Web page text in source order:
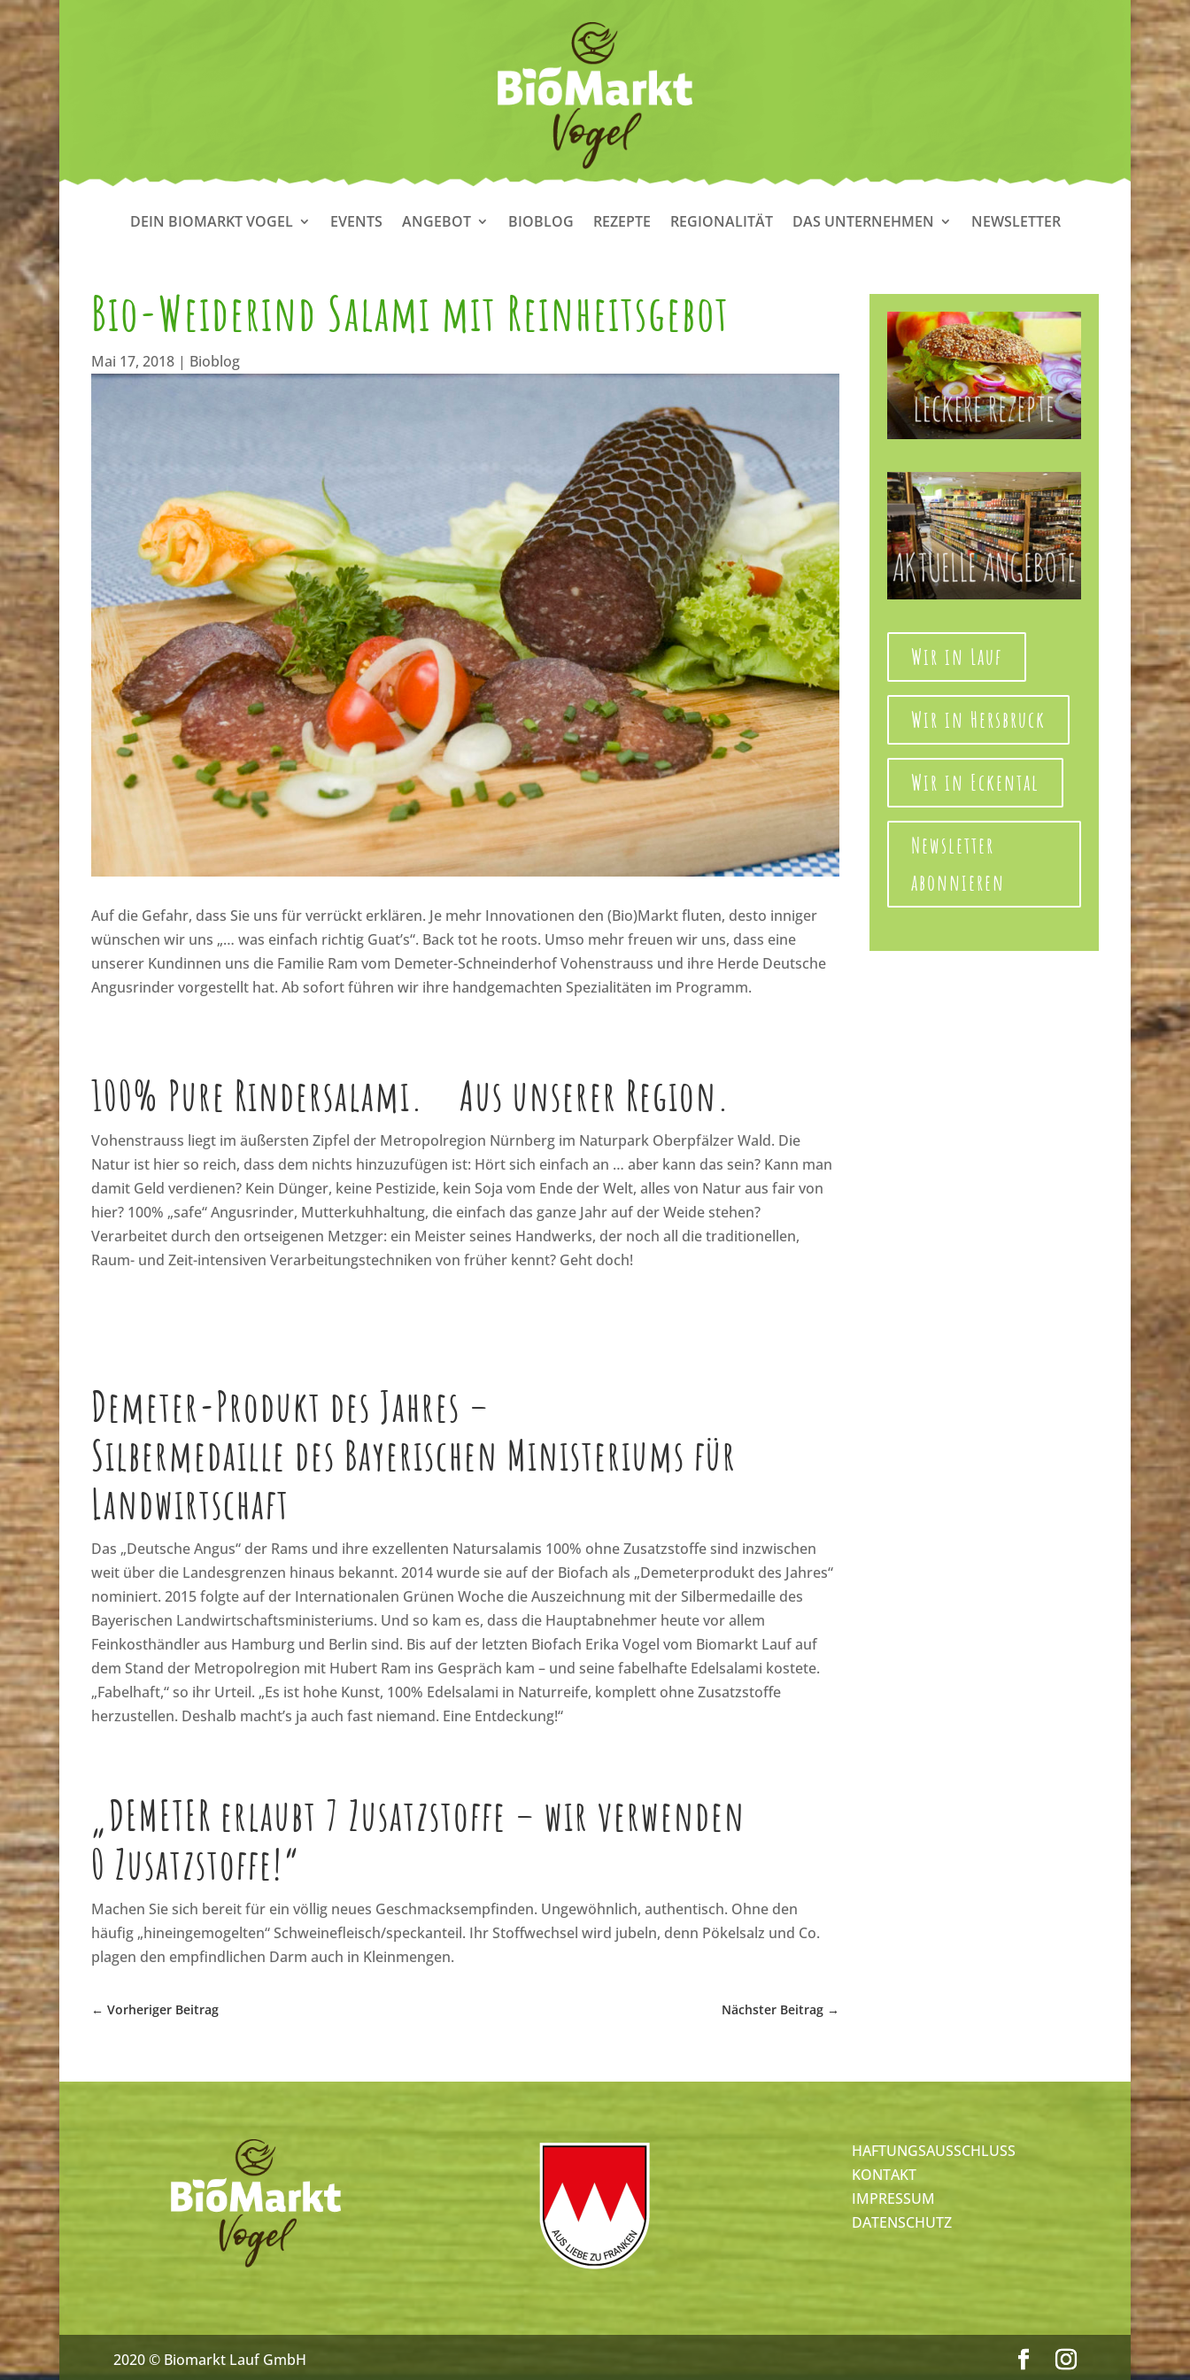
DEIN BIOMARKT VOGEL EVENTS ANGEBOT BIOBLOG REZEPTE REGIONALITÄT DAS UNTERNEHMEN NEWSLETTER
Bio-Weiderind Salami mit Reinheitsgebot
Mai 17, 2018 | Bioblog
Auf die Gefahr, dass Sie uns für verrückt erklären. Je mehr Innovationen den (Bio)Markt fluten, desto inniger
wünschen wir uns „… was einfach richtig Guat’s“. Back tot he roots. Umso mehr freuen wir uns, dass eine
unserer Kundinnen uns die Familie Ram vom Demeter-Schneinderhof Vohenstrauss und ihre Herde Deutsche
Angusrinder vorgestellt hat. Ab sofort führen wir ihre handgemachten Spezialitäten im Programm.
100% Pure Rindersalami. Aus unserer Region.
Vohenstrauss liegt im äußersten Zipfel der Metropolregion Nürnberg im Naturpark Oberpfälzer Wald. Die
Natur ist hier so reich, dass dem nichts hinzuzufügen ist: Hört sich einfach an … aber kann das sein? Kann man
damit Geld verdienen? Kein Dünger, keine Pestizide, kein Soja vom Ende der Welt, alles von Natur aus fair von
hier? 100% „safe“ Angusrinder, Mutterkuhhaltung, die einfach das ganze Jahr auf der Weide stehen?
Verarbeitet durch den ortseigenen Metzger: ein Meister seines Handwerks, der noch all die traditionellen,
Raum- und Zeit-intensiven Verarbeitungstechniken von früher kennt? Geht doch!
Demeter-Produkt des Jahres –
Silbermedaille des Bayerischen Ministeriums für
Landwirtschaft
Das „Deutsche Angus“ der Rams und ihre exzellenten Natursalamis 100% ohne Zusatzstoffe sind inzwischen
weit über die Landesgrenzen hinaus bekannt. 2014 wurde sie auf der Biofach als „Demeterprodukt des Jahres“
nominiert. 2015 folgte auf der Internationalen Grünen Woche die Auszeichnung mit der Silbermedaille des
Bayerischen Landwirtschaftsministeriums. Und so kam es, dass die Hauptabnehmer heute vor allem
Feinkosthändler aus Hamburg und Berlin sind. Bis auf der letzten Biofach Erika Vogel vom Biomarkt Lauf auf
dem Stand der Metropolregion mit Hubert Ram ins Gespräch kam – und seine fabelhafte Edelsalami kostete.
„Fabelhaft,“ so ihr Urteil. „Es ist hohe Kunst, 100% Edelsalami in Naturreife, komplett ohne Zusatzstoffe
herzustellen. Deshalb macht’s ja auch fast niemand. Eine Entdeckung!“
„DEMETER erlaubt 7 Zusatzstoffe – wir verwenden
0 Zusatzstoffe!“
Machen Sie sich bereit für ein völlig neues Geschmacksempfinden. Ungewöhnlich, authentisch. Ohne den
häufig „hineingemogelten“ Schweinefleisch/speckanteil. Ihr Stoffwechsel wird jubeln, denn Pökelsalz und Co.
plagen den empfindlichen Darm auch in Kleinmengen.
←Vorheriger Beitrag Nächster Beitrag→
Wir in Lauf
Wir in Hersbruck
Wir in Eckental
Newsletter
abonnieren
HAFTUNGSAUSSCHLUSS
KONTAKT
IMPRESSUM
DATENSCHUTZ
2020 © Biomarkt Lauf GmbH